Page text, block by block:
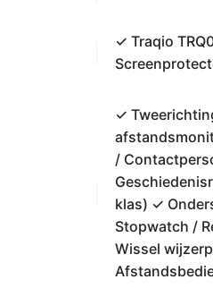
✓ Traqio
✓
/
klas) ✓
Stopwatch /
Wissel